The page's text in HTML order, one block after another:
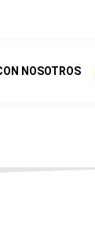
NOSOTROS